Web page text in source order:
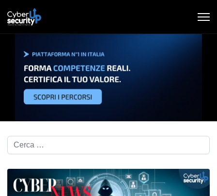
Cerca nel blog...